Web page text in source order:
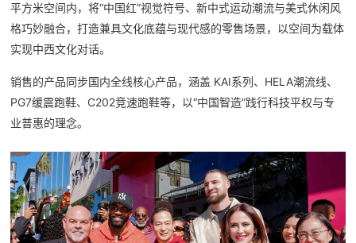
平方米空间内，将“中国红”视觉符号、新中式运动潮流与美式休闲风
格巧妙融合，打造兼具文化底蕴与现代感的零售场景，以空间为载体
实现中西文化对话。
销售的产品同步国内全线核心产品，涵盖 KAI系列、HELA潮流线、
PG7缓震跑鞋、C202竞速跑鞋等，以“中国智造”践行科技平权与专
业普惠的理念。